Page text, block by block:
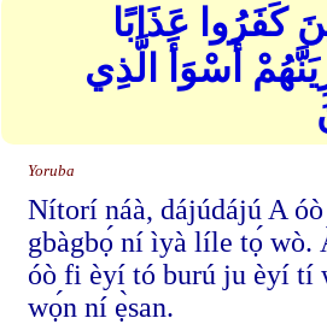
كَفَرُوا عَذَابًا
أَسْوَأَ الَّذِي
Yoruba
Nítorí náà, dájúdájú A
gbàgbọ́ ní ìyà líle tọ́ wò.
óò fi èyí tó burú ju èyí tí
wọ́n ní ẹ̀san.